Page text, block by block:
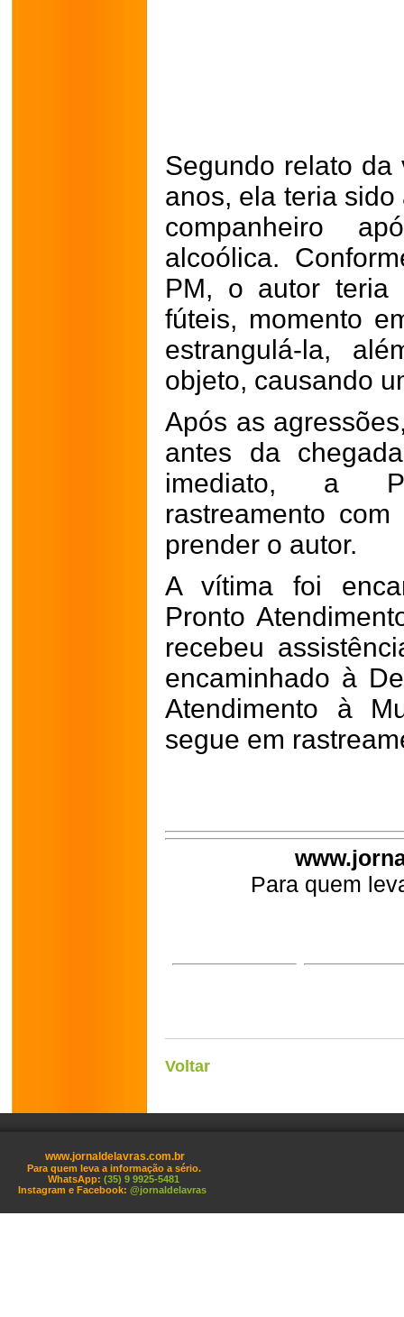
Segundo relato
anos, ela teria
companheiro
alcoólica.
PM, o autor teria
fúteis, momento
estrangulá-la,
objeto, causando
Após as
antes da
imediato, a
rastreamento
prender o autor.
A vítima foi
Pronto
recebeu
encaminhado à
Atendimento à
segue em
Para quem
Voltar
www.jornaldelavras.com.br
Para quem leva a informação a sério.
WhatsApp: (35) 9 9925-5481
Instagram e Facebook: @jornaldelavras